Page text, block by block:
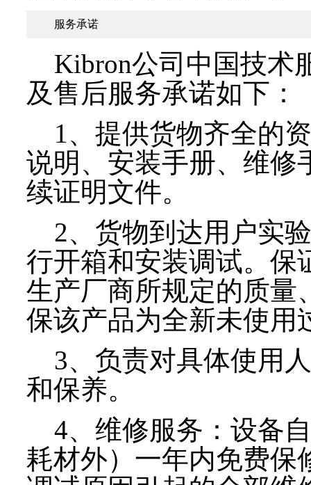
服务承诺
Kibron公司中国技术
及售后服务承诺如下：
1、提供货物齐全的
说明、安装手册、维修
续证明文件。
2、货物到达用户实
行开箱和安装调试。保
生产厂商所规定的质量
保该产品为全新未使用
3、负责对具体使用
和保养。
4、维修服务：设备
耗材外）一年内免费保